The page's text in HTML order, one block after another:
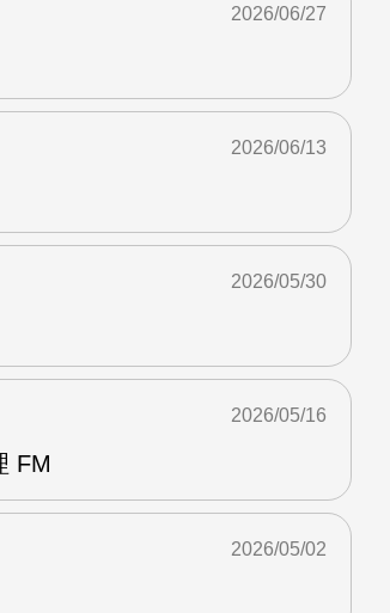
2026/06/27
2026/06/13
2026/05/30
FM
2026/05/16
2026/05/02